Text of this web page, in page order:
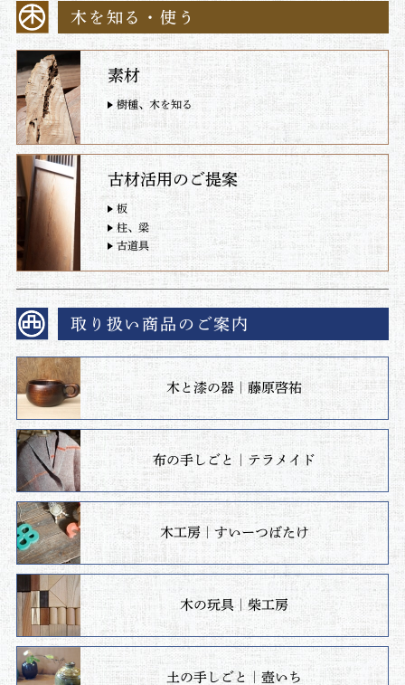
木を知る・使う
素材
樹種、木を知る
古材活用のご提案
板
柱、梁
古道具
取り扱い商品のご案内
木と漆の器｜藤原啓祐
布の手しごと｜テラメイド
木工房｜すいーつばたけ
木の玩具｜柴工房
土の手しごと｜壺いち